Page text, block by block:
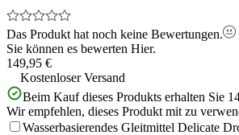
Das Produkt hat noch keine Bewertungen.
Sie können es bewerten Hier.
149,95 €
Kostenloser Versand
Beim Kauf dieses Produkts erhalten Sie
Wir empfehlen, dieses Produkt mit zu
Wasserbasierendes Gleitmittel Delicate